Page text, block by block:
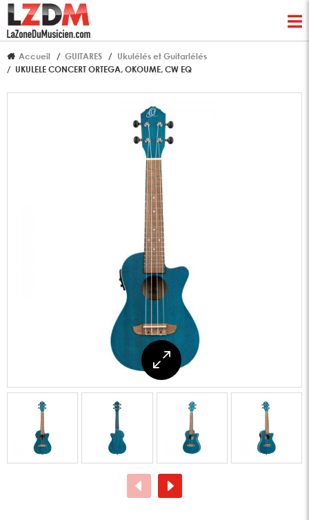
Accueil GUITARES
Ukulélés et Guitarlélés
UKULELE CONCERT ORTEGA, OKOUME, CW EQ